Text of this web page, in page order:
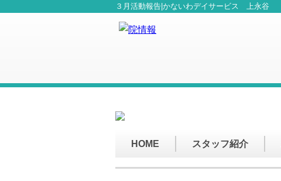
３月活動報告|かないわデイサービス 上永谷
HOME スタッフ紹介